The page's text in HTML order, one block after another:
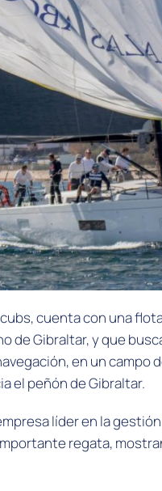
cuenta con una
de Gibraltar, y que
en un campo
el peñón de Gibraltar.
líder en la
regata,